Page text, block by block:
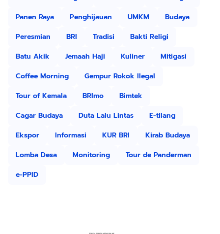
Panen Raya
Penghijauan UMKM
Budaya
Peresmian
BRI Tradisi
Bakti Religi
Batu Akik
Jemaah Haji Kuliner
Mitigasi
Coffee Morning
Gempur Rokok Ilegal
Tour of Kemala
BRImo
Bimtek
Cagar Budaya
Duta Lalu Lintas
E-tilang
Ekspor
Informasi KUR BRI
Kirab Budaya
Lomba Desa
Monitoring
Tour de Panderman
e-PPID